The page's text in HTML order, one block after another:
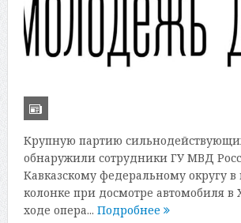
Крупную партию
обнаружили сотрудники ГУ МВД
Кавказскому федеральному округу в
колонке при досмотре автомобиля в
ходе опера... Подробнее